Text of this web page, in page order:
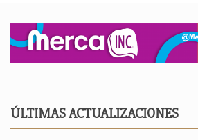
ÚLTIMAS ACTUALIZACIONES